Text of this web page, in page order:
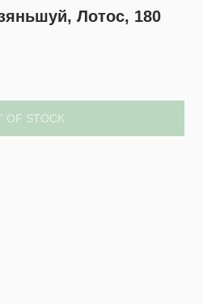
Лотос, 180
OF STOCK